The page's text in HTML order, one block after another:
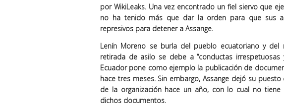
por WikiLeaks. Una vez encontrado un fiel siervo que
no ha tenido más que dar la orden para que sus
represivos para detener a Assange.
Lenín Moreno se burla del pueblo ecuatoriano y
retirada de asilo se debe a “conductas irrespetuosas
Ecuador pone como ejemplo la publicación de
hace tres meses. Sin embargo, Assange dejó su
de la organización hace un año, con lo cual no
dichos documentos.